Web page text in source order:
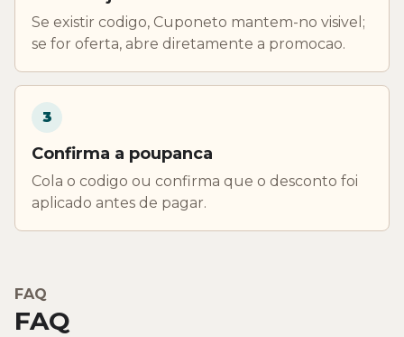
Se existir codigo, Cuponeto mantem-no visivel;
se for oferta, abre diretamente a promocao.
3
Confirma a poupanca
Cola o codigo ou confirma que o desconto foi
aplicado antes de pagar.
FAQ
FAQ